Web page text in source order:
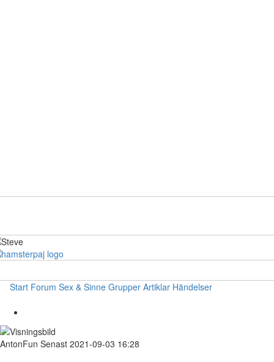
Start Forum Sex & Sinne Grupper Artiklar Händelser
AntonFun Senast 2021-09-03 16:28